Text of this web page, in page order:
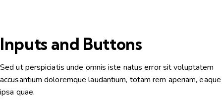
Inputs and Buttons
Sed ut perspiciatis unde omnis iste natus error sit voluptatem
accusantium doloremque laudantium, totam rem aperiam, eaque
ipsa quae.